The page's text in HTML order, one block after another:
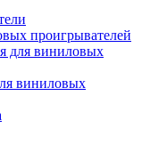
проигрывателей
для виниловых
виниловых